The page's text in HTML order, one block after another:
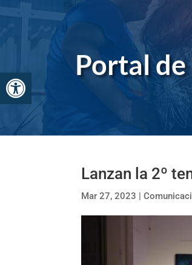
Abrir barra de herramientas
to
Portal
Lanzan la 2º
Mar 27, 2023 |